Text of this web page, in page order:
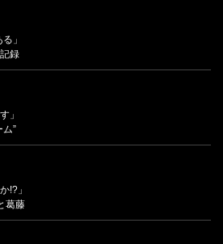
」
録
」
”
!?」
葛藤